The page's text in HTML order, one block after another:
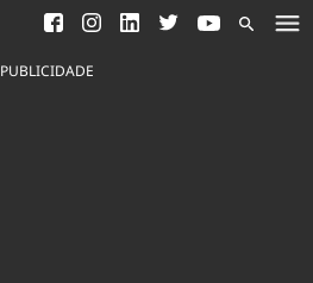
Saneamento
Indicadores
PUBLICIDADE